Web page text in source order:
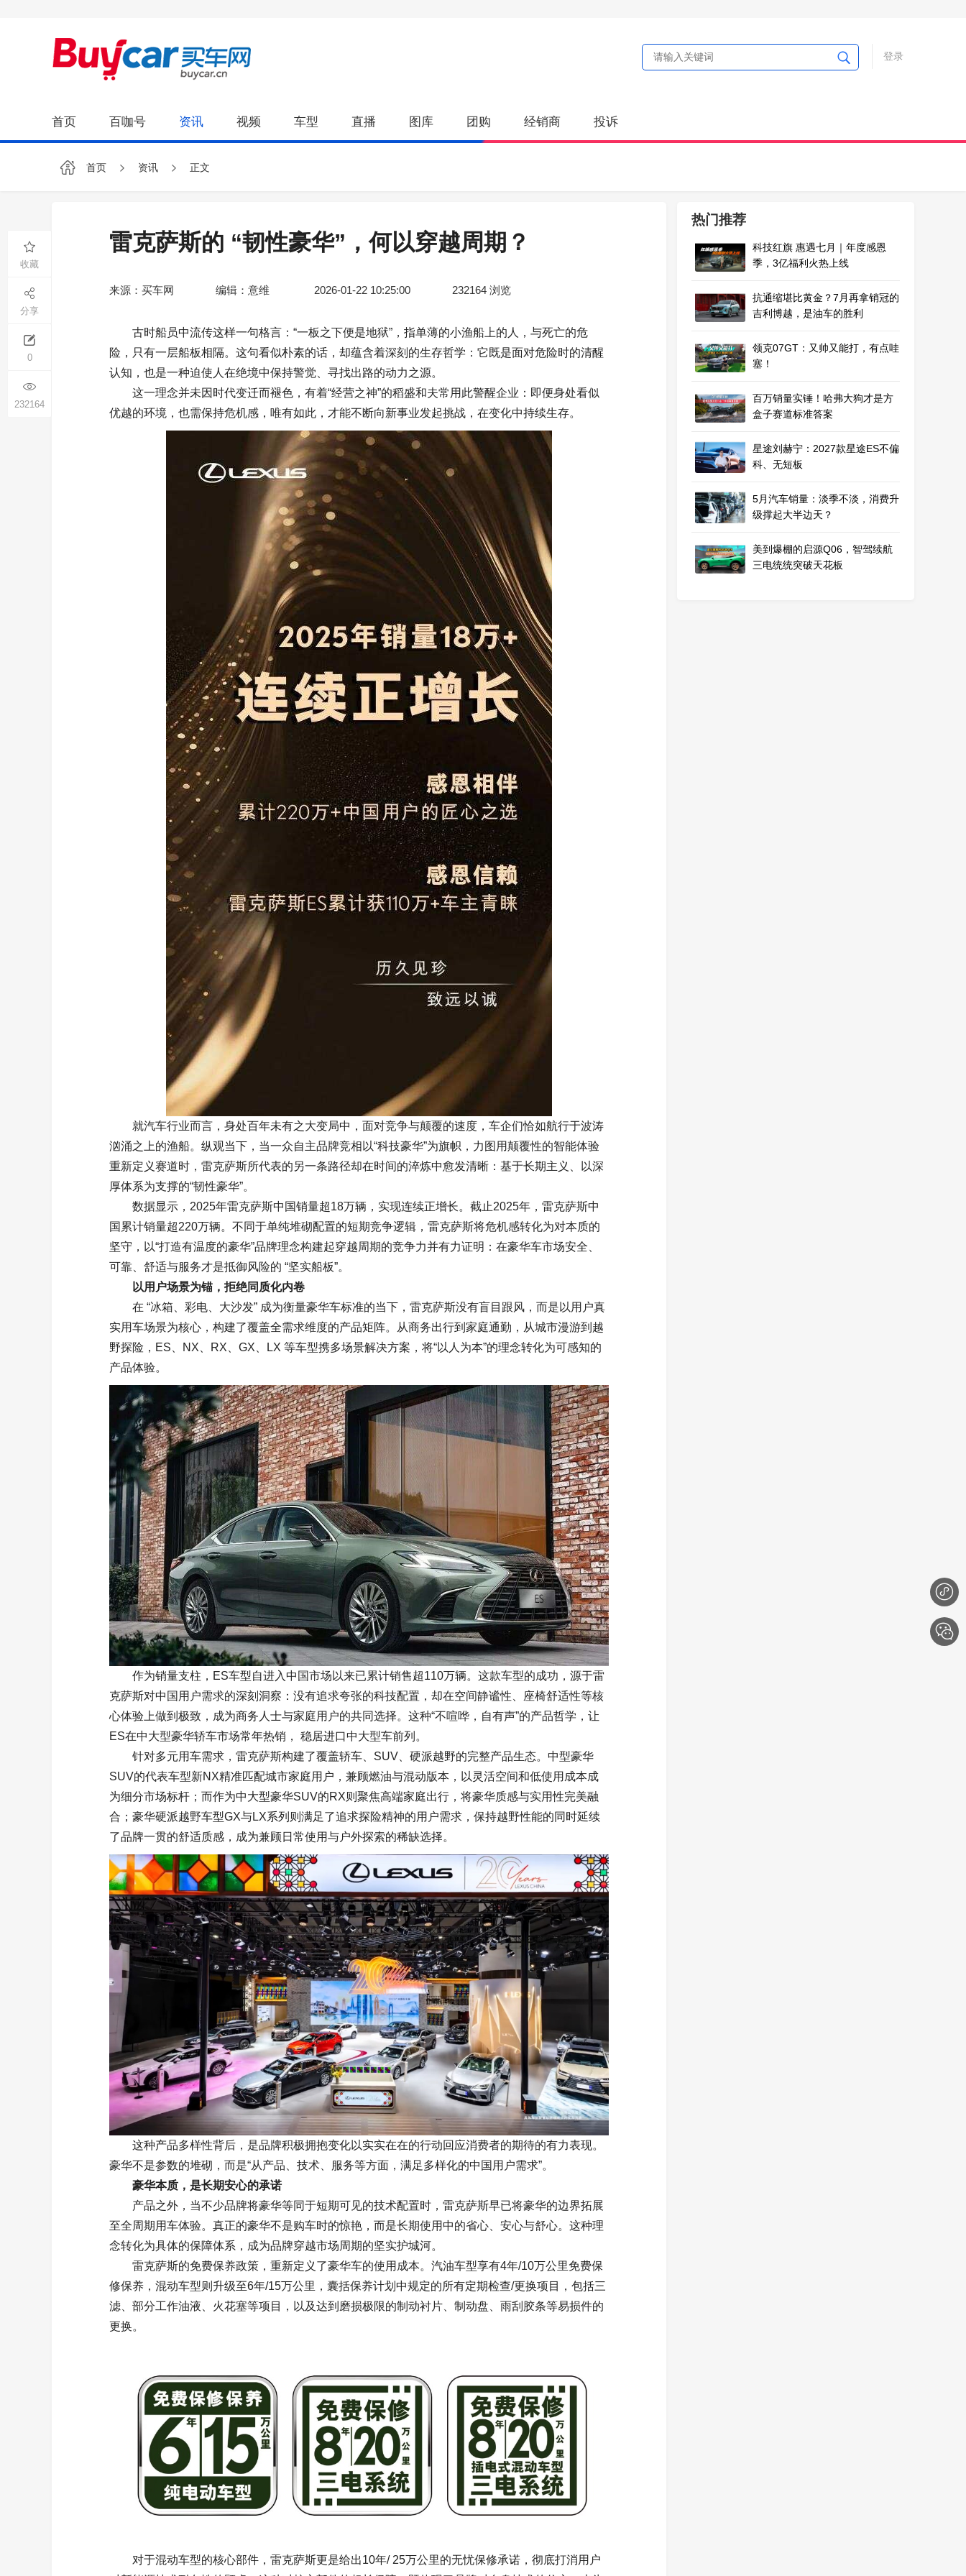
登录
首页 百咖号 资讯 视频 车型 直播 图库 团购 经销商 投诉
首页 资讯 正文
雷克萨斯的 “韧性豪华”，何以穿越周期？
来源：买车网 编辑：意维 2026-01-22 10:25:00 232164 浏览
收藏
分享
0
232164
古时船员中流传这样一句格言：“一板之下便是地狱”，指单薄的小渔船上的人，与死亡的危
险，只有一层船板相隔。这句看似朴素的话，却蕴含着深刻的生存哲学：它既是面对危险时的清醒
认知，也是一种迫使人在绝境中保持警觉、寻找出路的动力之源。
这一理念并未因时代变迁而褪色，有着“经营之神”的稻盛和夫常用此警醒企业：即便身处看似
优越的环境，也需保持危机感，唯有如此，才能不断向新事业发起挑战，在变化中持续生存。
就汽车行业而言，身处百年未有之大变局中，面对竞争与颠覆的速度，车企们恰如航行于波涛
汹涌之上的渔船。纵观当下，当一众自主品牌竞相以“科技豪华”为旗帜，力图用颠覆性的智能体验
重新定义赛道时，雷克萨斯所代表的另一条路径却在时间的淬炼中愈发清晰：基于长期主义、以深
厚体系为支撑的“韧性豪华”。
数据显示，2025年雷克萨斯中国销量超18万辆，实现连续正增长。截止2025年，雷克萨斯中
国累计销量超220万辆。不同于单纯堆砌配置的短期竞争逻辑，雷克萨斯将危机感转化为对本质的
坚守，以“打造有温度的豪华”品牌理念构建起穿越周期的竞争力并有力证明：在豪华车市场安全、
可靠、舒适与服务才是抵御风险的 “坚实船板”。
以用户场景为锚，拒绝同质化内卷
在 “冰箱、彩电、大沙发” 成为衡量豪华车标准的当下，雷克萨斯没有盲目跟风，而是以用户真
实用车场景为核心，构建了覆盖全需求维度的产品矩阵。从商务出行到家庭通勤，从城市漫游到越
野探险，ES、NX、RX、GX、LX 等车型携多场景解决方案，将“以人为本”的理念转化为可感知的
产品体验。
作为销量支柱，ES车型自进入中国市场以来已累计销售超110万辆。这款车型的成功，源于雷
克萨斯对中国用户需求的深刻洞察：没有追求夸张的科技配置，却在空间静谧性、座椅舒适性等核
心体验上做到极致，成为商务人士与家庭用户的共同选择。这种“不喧哗，自有声”的产品哲学，让
ES在中大型豪华轿车市场常年热销， 稳居进口中大型车前列。
针对多元用车需求，雷克萨斯构建了覆盖轿车、SUV、硬派越野的完整产品生态。中型豪华
SUV的代表车型新NX精准匹配城市家庭用户，兼顾燃油与混动版本，以灵活空间和低使用成本成
为细分市场标杆；而作为中大型豪华SUV的RX则聚焦高端家庭出行，将豪华质感与实用性完美融
合；豪华硬派越野车型GX与LX系列则满足了追求探险精神的用户需求，保持越野性能的同时延续
了品牌一贯的舒适质感，成为兼顾日常使用与户外探索的稀缺选择。
这种产品多样性背后，是品牌积极拥抱变化以实实在在的行动回应消费者的期待的有力表现。
豪华不是参数的堆砌，而是“从产品、技术、服务等方面，满足多样化的中国用户需求”。
豪华本质，是长期安心的承诺
产品之外，当不少品牌将豪华等同于短期可见的技术配置时，雷克萨斯早已将豪华的边界拓展
至全周期用车体验。真正的豪华不是购车时的惊艳，而是长期使用中的省心、安心与舒心。这种理
念转化为具体的保障体系，成为品牌穿越市场周期的坚实护城河。
雷克萨斯的免费保养政策，重新定义了豪华车的使用成本。汽油车型享有4年/10万公里免费保
修保养，混动车型则升级至6年/15万公里，囊括保养计划中规定的所有定期检查/更换项目，包括三
滤、部分工作油液、火花塞等项目，以及达到磨损极限的制动衬片、制动盘、雨刮胶条等易损件的
更换。
对于混动车型的核心部件，雷克萨斯更是给出10年/ 25万公里的无忧保修承诺，彻底打消用户
热门推荐
科技红旗 惠遇七月｜年度感恩
季，3亿福利火热上线
抗通缩堪比黄金？7月再拿销冠的
吉利博越，是油车的胜利
领克07GT：又帅又能打，有点哇
塞！
百万销量实锤！哈弗大狗才是方
盒子赛道标准答案
星途刘赫宁：2027款星途ES不偏
科、无短板
5月汽车销量：淡季不淡，消费升
级撑起大半边天？
美到爆棚的启源Q06，智驾续航
三电统统突破天花板